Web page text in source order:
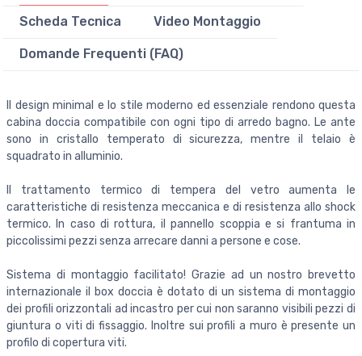
Scheda Tecnica Video Montaggio
Domande Frequenti (FAQ)
Il design minimal e lo stile moderno ed essenziale rendono questa
cabina doccia compatibile con ogni tipo di arredo bagno. Le ante
sono in cristallo temperato di sicurezza, mentre il telaio è
squadrato in alluminio.
Il trattamento termico di tempera del vetro aumenta le
caratteristiche di resistenza meccanica e di resistenza allo shock
termico. In caso di rottura, il pannello scoppia e si frantuma in
piccolissimi pezzi senza arrecare danni a persone e cose.
Sistema di montaggio facilitato! Grazie ad un nostro brevetto
internazionale il box doccia è dotato di un sistema di montaggio
dei profili orizzontali ad incastro per cui non saranno visibili pezzi di
giuntura o viti di fissaggio. Inoltre sui profili a muro è presente un
profilo di copertura viti.